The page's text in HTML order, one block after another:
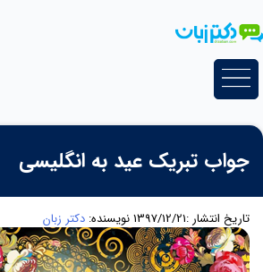
به
جواب تبریک عید به انگلیسی
تاریخ انتشار :1397/12/21 نویسنده: دکتر زبان